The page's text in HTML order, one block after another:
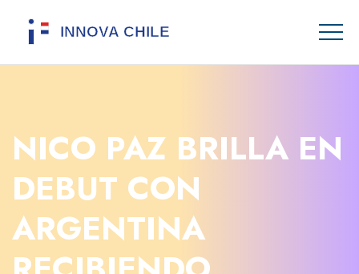
NICO PAZ BRILLA EN
DEBUT CON
ARGENTINA